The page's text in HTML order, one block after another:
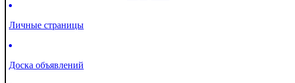
Личные страницы
Доска объявлений